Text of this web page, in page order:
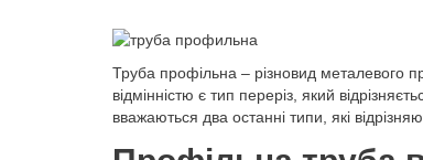
Труба профільна – різновид металевого
відмінністю є тип переріз, який
вважаються два останні типи, які